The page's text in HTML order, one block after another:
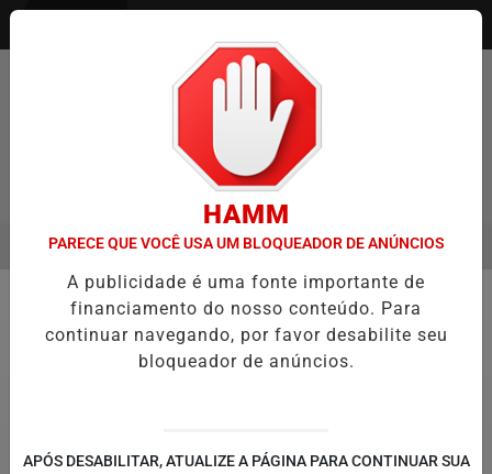
Pesquisar Notícia
ESTREIA NO CAMPEONATO PAULISTA MASCULINO DA
EM ALTA
MENU
Atletismo
HAMM
PARECE QUE VOCÊ USA UM BLOQUEADOR DE ANÚNCIOS
A publicidade é uma fonte importante de
financiamento do nosso conteúdo. Para
continuar navegando, por favor desabilite seu
bloqueador de anúncios.
APÓS DESABILITAR, ATUALIZE A PÁGINA PARA CONTINUAR SUA